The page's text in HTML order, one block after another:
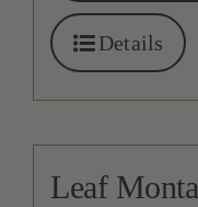
Details
Leaf